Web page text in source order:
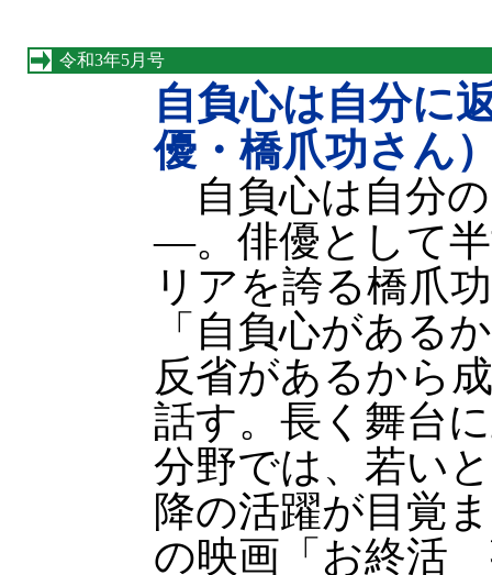
令和3年5月号
自負心は自分に
優・橋爪功さん
自負心は自分
—。俳優として
リアを誇る橋爪
「自負心がある
反省があるから
話す。長く舞台
分野では、若い
降の活躍が目覚
の映画「お終活